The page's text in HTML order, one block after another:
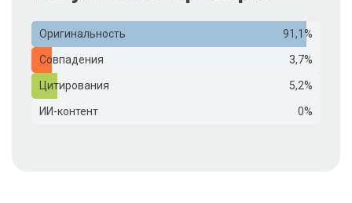
Оригинальность 91,1%
Совпадения 3,7%
Цитирования 5,2%
ИИ-контент 0%